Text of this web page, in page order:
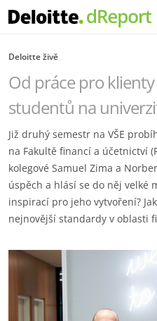
Deloitte živě
Od práce pro
studentů na
Již druhý semestr na VŠE
na Fakultě financí a účetnictví
kolegové Samuel Zima a
úspěch a hlásí se do něj velké
inspirací pro jeho vytvoření?
nejnovější standardy v oblasti